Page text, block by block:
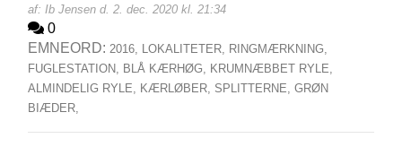
af: Ib Jensen d. 2. dec. 2020 kl. 21:34
0
EMNEORD: 2016, LOKALITETER, RINGMÆRKNING,
FUGLESTATION, BLÅ KÆRHØG, KRUMNÆBBET RYLE,
ALMINDELIG RYLE, KÆRLØBER, SPLITTERNE, GRØN
BIÆDER,